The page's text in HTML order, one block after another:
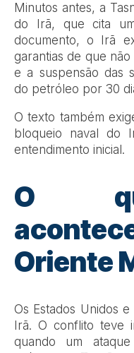
Minutos antes, a
do Irã, que cita
documento, o Irã
garantias de que
e a suspensão das
do petróleo por 30
O texto também
bloqueio naval do
entendimento inicial.
O
Oriente
Os Estados Unidos
Irã. O conflito teve
quando um